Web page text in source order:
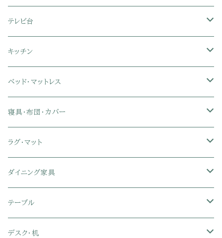
フロアソファ・ローソファ
ソファベッド
カウチソファ・コーナーソファ
リクライニングソファ
スツール・オットマン
クッションソファ
革・レザー・合皮ソファ
布張り・ファブリックソファ
リクライニング座椅子
肘付き座椅子
座椅子カバー
ポケットコイル座椅子
本棚・書棚
衣類・タンス・チェスト
ハンガーラック
ラック・シェルフ
スチールラック・メタルラック
衣装ケース・壁面収納・ワードローブ
キャビネット・サイドボード
ランドリー・トイレ収納
ドレッサー・鏡台
ミラー・スタンドミラー
テレビ台
壁面収納・ハイタイプテレビ台
ミドルタイプテレビ台
ロータイプテレビ台
コーナーテレビ台
伸縮テレビ台
テレビスタンド
サイドチェスト
キッチン
食器棚・キッチンボード
レンジ台
キッチンワゴン
キッチンカウンター
キッチンラック・冷蔵庫ラック
隙間収納
ベッド・マットレス
ローベッド
セミシングル
シングル
収納付きベッド
セミシングル
シングル
パネルベッド
セミシングル
シングル
すのこベッド
セミシングル
脚付きマットレス
寝具・布団・カバー
掛け布団
敷き布団
布団セット
枕
ラグ・マット
ラグ・カーペット
玄関マット
キッチンマット
ダイニング家具
ダイニングテーブル
ダイニングチェア・ベンチ
テーブル
サイドテーブル
デスク・机